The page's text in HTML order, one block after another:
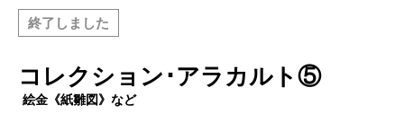
終了しました
コレクション･アラカルト⑤
絵金《紙雛図》など